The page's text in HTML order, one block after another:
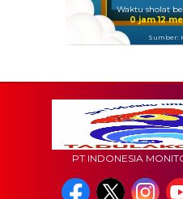
Waktu sholat
0 jam 12
Sumber:
PT INDONESIA